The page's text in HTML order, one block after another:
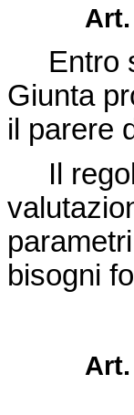
Art.
Entro
Giunta
il parere
Il
bisogni
Art.